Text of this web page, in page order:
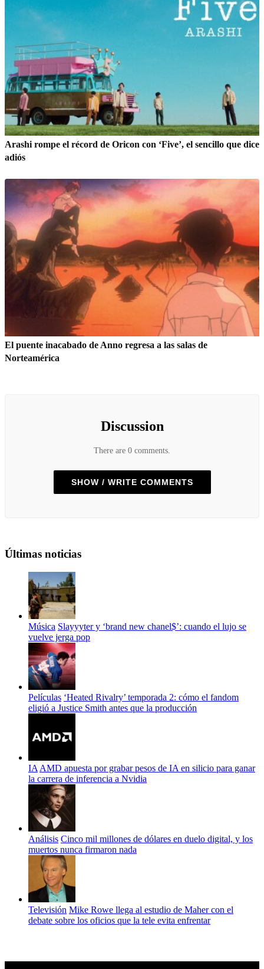
Arashi rompe el récord de Oricon con ‘Five’, el sencillo que dice
adiós
El puente inacabado de Anno regresa a las salas de
Norteamérica
Discussion
There are 0 comments.
SHOW / WRITE COMMENTS
Últimas noticias
Música Slayyyter y ‘brand new chanel$’: cuando el lujo se
vuelve jerga pop
Películas ‘Heated Rivalry’ temporada 2: cómo el fandom
eligió a Justice Smith antes que la producción
IA AMD apuesta por grabar pesos de IA en silicio para ganar
la carrera de inferencia a Nvidia
Análisis Cinco mil millones de dólares en duelo digital, y los
muertos nunca firmaron nada
Televisión Mike Rowe llega al estudio de Maher con el
debate sobre los oficios que la tele evita enfrentar